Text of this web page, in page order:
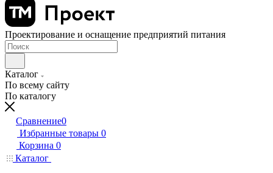
Проектирование и оснащение предприятий питания
Каталог
По всему сайту
По каталогу
Сравнение0
Избранные товары 0
Корзина 0
Каталог